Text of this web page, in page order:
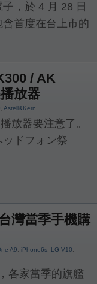
，於 4 月 28 日
首度在台上市的
/ AK
放器
, Astell&Kern
放器要注意了。
ドフォン祭
灣當季手機購
A9, iPhone6s, LG V10,
各家當季的旗艦